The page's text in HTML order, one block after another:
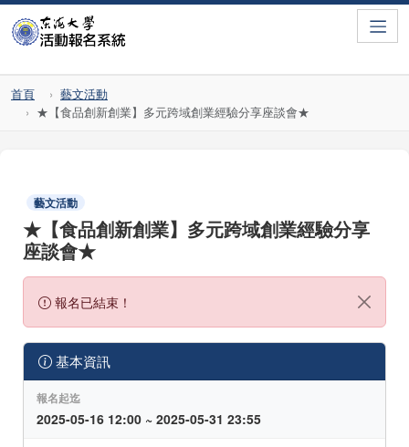
首頁
藝文活動
★【食品創新創業】多元跨域創業經驗分享座談會★
藝文活動
★【食品創新創業】多元跨域創業經驗分享
座談會★
報名已結束！
基本資訊
報名起迄
2025-05-16 12:00 ~ 2025-05-31 23:55